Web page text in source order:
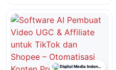
Digital Media Indonesia